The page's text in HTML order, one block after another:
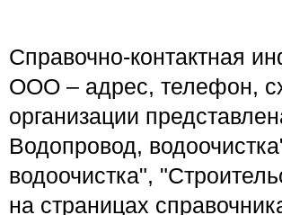
Справочно-контактная
ООО – адрес, телефон,
организации
Водопровод,
водоочистка",
на страницах